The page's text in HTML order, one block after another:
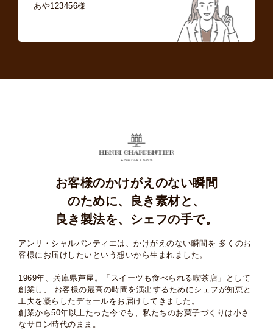
あや123456様
お客様のかけがえのない瞬間
のために、
良き素材と、
良き製法を、シェフの手で。
アンリ・シャルパンティエは、かけがえのない瞬間を 多くのお
客様にお届けしたいという想いから生まれました。
1969年、兵庫県芦屋。「スイーツも食べられる喫茶店」として
創業し、
お客様の最高の時間を演出するためにシェフが知恵と
工夫を凝らしたデセールをお届けしてきました。
創業から50年以上たった今でも、私たちのお菓子づくりは小さ
なサロン時代のまま。